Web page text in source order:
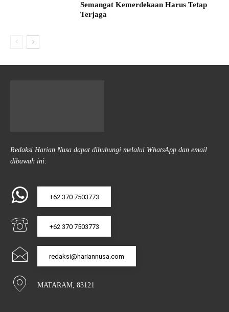
Semangat Kemerdekaan Harus Tetap
Terjaga
Redaksi Harian Nusa dapat dihubungi melalui WhatsApp dan email
dibawah ini:
+62 370 7503773
+62 370 7503773
redaksi@hariannusa.com
MATARAM, 83121